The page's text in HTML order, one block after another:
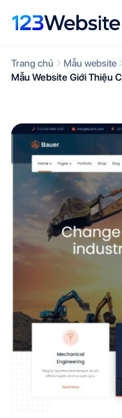
Trang chủ Mẫu website
Mẫu Website Giới Thiệu